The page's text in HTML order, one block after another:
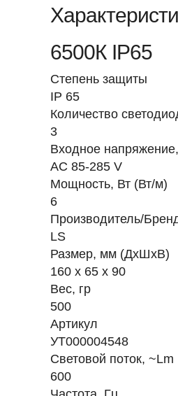
6500К IP65
Степень защиты
IP 65
Количество
3
Входное
AC 85-285 V
Мощность, Вт (Вт/м)
6
Производитель/
LS
Размер, мм (ДхШхВ)
160 х 65 x 90
Вес, гр
500
Артикул
УТ000004548
Световой поток, ~Lm
600